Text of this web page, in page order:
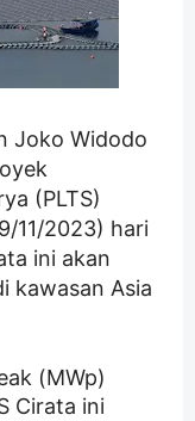
Joko Widodo
(PLTS)
11/2023) hari
ini akan
kawasan Asia
(MWp)
Cirata ini